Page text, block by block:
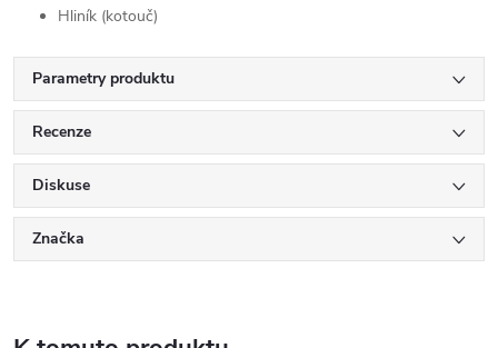
Hliník (kotouč)
Parametry produktu
Recenze
Diskuse
Značka